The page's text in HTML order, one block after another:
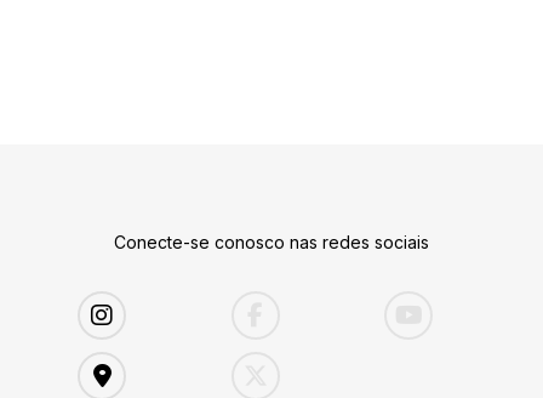
Conecte-se conosco nas redes sociais